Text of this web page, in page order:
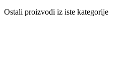
Ostali proizvodi iz iste kategorije